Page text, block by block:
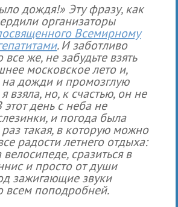
дождя!» Эту фразу, как
организаторы
Всемирному
. И заботливо
же, не забудьте взять
московское лето и,
на дожди и промозглую
взяла, но, к счастью, он не
день с неба не
и погода была
раз такая, в которую можно
радости летнего отдыха:
сразиться в
и просто от души
зажигающие звуки
поподробней.